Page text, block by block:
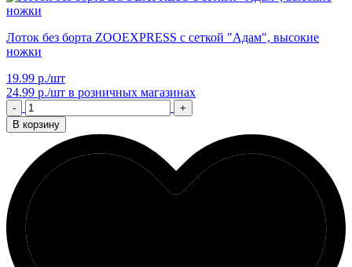
Лоток без борта ZOOEXPRESS с сеткой "Адам", высокие
ножки
19.99 р./шт
24.99 р./шт в розничных магазинах
-
+
В корзину